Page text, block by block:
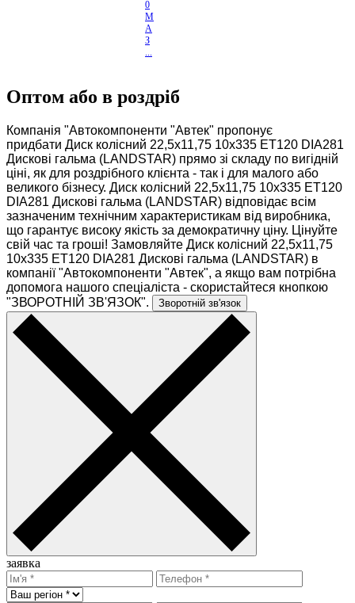
0
М
А
З
...
Оптом або в роздріб
Компанія "Автокомпоненти "Автек" пропонує
придбати Диск колісний 22,5х11,75 10х335 ET120 DIA281
Дискові гальма (LANDSTAR) прямо зі складу по вигідній
ціні, як для роздрібного клієнта - так і для малого або
великого бізнесу. Диск колісний 22,5х11,75 10х335 ET120
DIA281 Дискові гальма (LANDSTAR) відповідає всім
зазначеним технічним характеристикам від виробника,
що гарантує високу якість за демократичну ціну. Цінуйте
свій час та гроші! Замовляйте Диск колісний 22,5х11,75
10х335 ET120 DIA281 Дискові гальма (LANDSTAR) в
компанії "Автокомпоненти "Автек", а якщо вам потрібна
допомога нашого спеціаліста - скористайтеся кнопкою
"ЗВОРОТНІЙ ЗВ'ЯЗОК".
Зворотній зв'язок
заявка